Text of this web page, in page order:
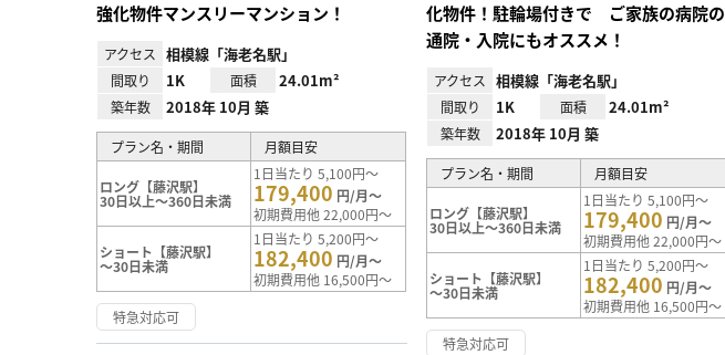
強化物件マンスリーマンション！
アクセス 相模線「海老名駅」
間取り 1K 面積 24.01m²
築年数 2018年 10月 築
プラン名・期間 月額目安
ロング【藤沢駅】
30日以上～360日未満
1日当たり 5,100円～
179,400 円/月～
初期費用他 22,000円～
ショート【藤沢駅】
～30日未満
1日当たり 5,200円～
182,400 円/月～
初期費用他 16,500円～
特急対応可
化物件！駐輪場付きで ご家族の病院の
通院・入院にもオススメ！
アクセス 相模線「海老名駅」
間取り 1K 面積 24.01m²
築年数 2018年 10月 築
プラン名・期間 月額目安
ロング【藤沢駅】
30日以上～360日未満
1日当たり 5,100円～
179,400 円/月～
初期費用他 22,000円～
ショート【藤沢駅】
～30日未満
1日当たり 5,200円～
182,400 円/月～
初期費用他 16,500円～
特急対応可